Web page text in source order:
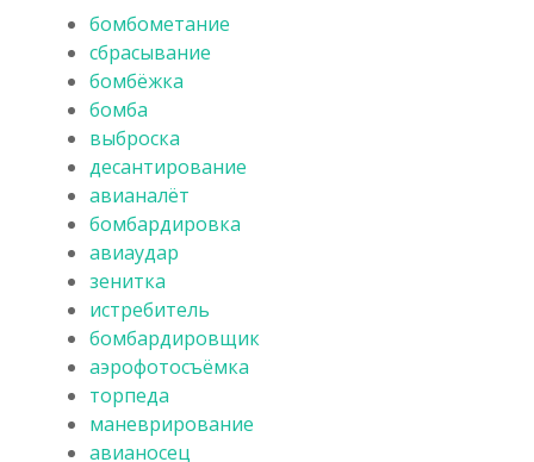
бомбометание
сбрасывание
бомбёжка
бомба
выброска
десантирование
авианалёт
бомбардировка
авиаудар
зенитка
истребитель
бомбардировщик
аэрофотосъёмка
торпеда
маневрирование
авианосец